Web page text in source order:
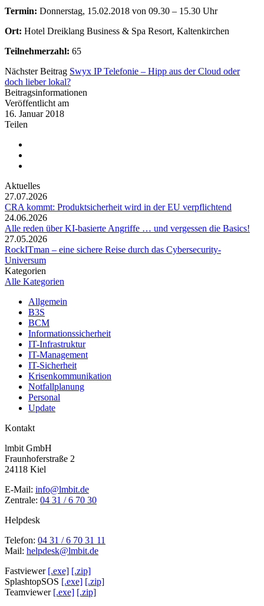
Termin: Donnerstag, 15.02.2018 von 09.30 – 15.30 Uhr
Ort: Hotel Dreiklang Business & Spa Resort, Kaltenkirchen
Teilnehmerzahl: 65
Nächster Beitrag Swyx IP Telefonie – Hipp aus der Cloud oder
doch lieber lokal?
Beitragsinformationen
Veröffentlicht am
16. Januar 2018
Teilen
Aktuelles
27.07.2026
CRA kommt: Produktsicherheit wird in der EU verpflichtend
24.06.2026
Alle reden über KI-basierte Angriffe … und vergessen die Basics!
27.05.2026
RockITman – eine sichere Reise durch das Cybersecurity-
Universum
Kategorien
Alle Kategorien
Allgemein
B3S
BCM
Informationssicherheit
IT-Infrastruktur
IT-Management
IT-Sicherheit
Krisenkommunikation
Notfallplanung
Personal
Update
Kontakt
lmbit GmbH
Fraunhoferstraße 2
24118 Kiel
E-Mail: info@lmbit.de
Zentrale: 04 31 / 6 70 30
Helpdesk
Telefon: 04 31 / 6 70 31 11
Mail: helpdesk@lmbit.de
Fastviewer [.exe] [.zip]
SplashtopSOS [.exe] [.zip]
Teamviewer [.exe] [.zip]